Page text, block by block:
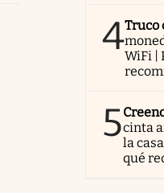
4Truco
WiFi |
5cinta
la
qué